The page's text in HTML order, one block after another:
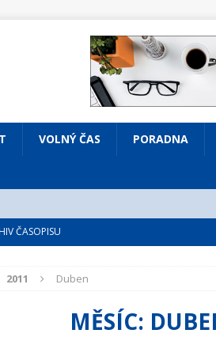
VOLNÝ ČAS PORADNA
ČASOPISU
VOLNÝ ČAS
Prodaná nevěsta
KULTURA
2011 Duben
MĚSÍC: